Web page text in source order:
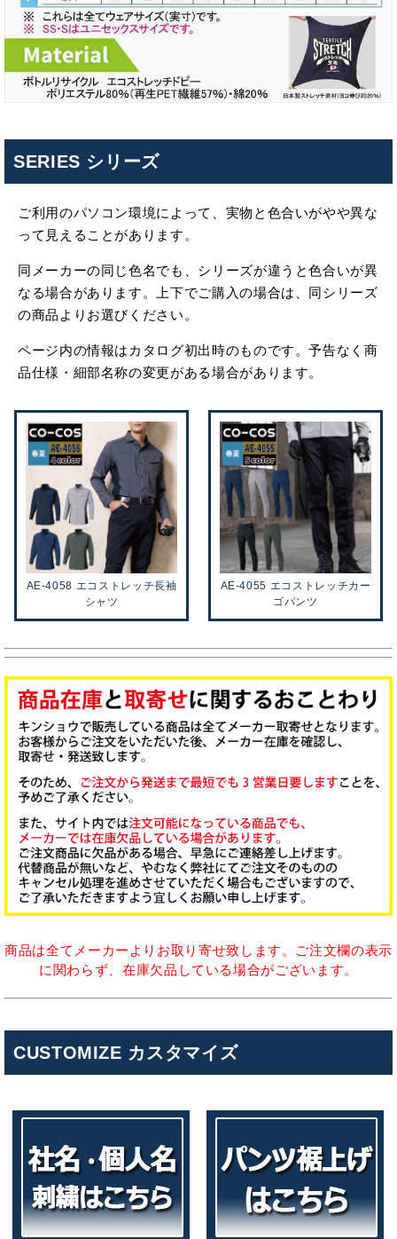
SERIES シリーズ
ご利用のパソコン環境によって、実物と色合いがやや異な
って見えることがあります。
同メーカーの同じ色名でも、シリーズが違うと色合いが異
なる場合があります。上下でご購入の場合は、同シリーズ
の商品よりお選びください。
ページ内の情報はカタログ初出時のものです。予告なく商
品仕様・細部名称の変更がある場合があります。
AE-4058 エコストレッチ長袖
シャツ
AE-4055 エコストレッチカー
ゴパンツ
商品は全てメーカーよりお取り寄せ致します。ご注文欄の表示
に関わらず、在庫欠品している場合がございます。
CUSTOMIZE カスタマイズ